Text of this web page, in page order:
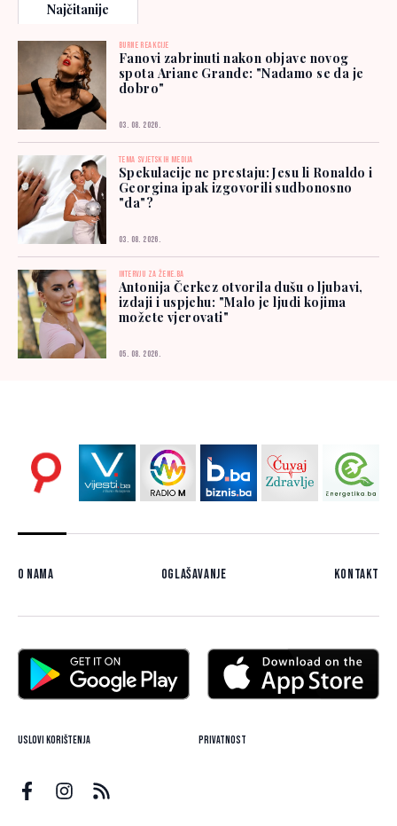
Najčitanije
BURNE REAKCIJE
Fanovi zabrinuti nakon objave novog
spota Ariane Grande: "Nadamo se da je
dobro"
03. 08. 2026.
TEMA SVJETSKIH MEDIJA
Spekulacije ne prestaju: Jesu li Ronaldo i
Georgina ipak izgovorili sudbonosno
"da"?
03. 08. 2026.
INTERVJU ZA ŽENE.BA
Antonija Čerkez otvorila dušu o ljubavi,
izdaji i uspjehu: "Malo je ljudi kojima
možete vjerovati"
05. 08. 2026.
O nama Oglašavanje Kontakt
Uslovi korištenja Privatnost